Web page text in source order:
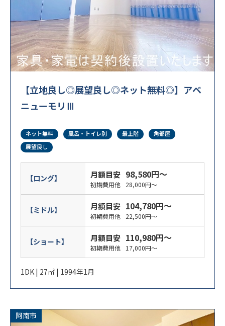
リフォーム済
ワーケーション向け
出張・研修向け
女性向け
学生向け
家具なしOK
家具付賃貸
日当り良好
法人契約歓迎
病院近く
禁煙ルーム
閑静な住宅地
風呂･トイレ別
高級・ハイグレード
検索
【立地良し◎展望良し◎ネット無料◎】アベ
ニューモリⅢ
ネット無料 風呂・トイレ別 最上階
角部屋
展望良し
【ロング】 月額目安 98,580円～
初期費用他 28,000円～
【ミドル】 月額目安 104,780円～
初期費用他 22,500円～
【ショート】 月額目安 110,980円～
初期費用他 17,000円～
1DK | 27㎡ | 1994年1月
阿南市